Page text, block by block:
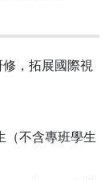
，拓展國際視
（不含專班學生